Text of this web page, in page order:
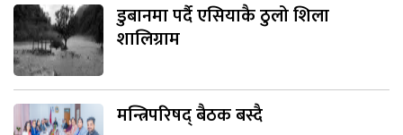
डुबानमा पर्दै एसियाकै ठुलो शिला
शालिग्राम
मन्त्रिपरिषद् बैठक बस्दै